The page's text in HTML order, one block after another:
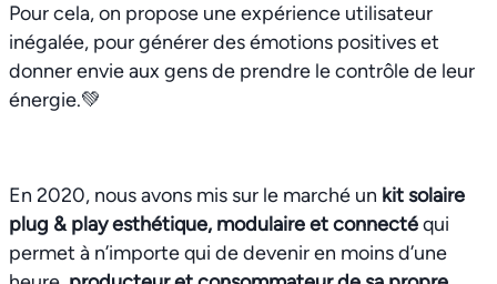
Pour cela, on propose une expérience utilisateur
inégalée, pour générer des émotions positives et
donner envie aux gens de prendre le contrôle de leur
énergie.💚
En 2020, nous avons mis sur le marché un kit solaire
plug & play esthétique, modulaire et connectéqui
permet à n’importe qui de devenir en moins d’une